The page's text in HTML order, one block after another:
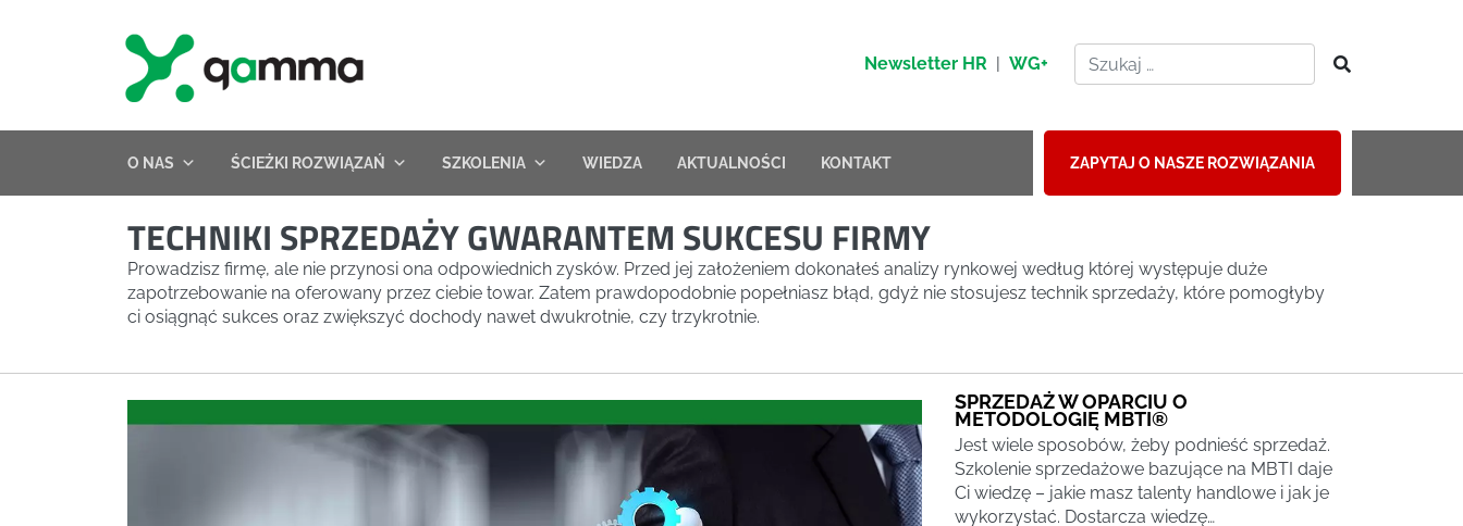
Newsletter HR | WG+
O NAS ŚCIEŻKI ROZWIĄZAŃ SZKOLENIA WIEDZA AKTUALNOŚCI KONTAKT ZAPYTAJ O NASZE ROZWIĄZANIA
TECHNIKI SPRZEDAŻY GWARANTEM SUKCESU FIRMY
Prowadzisz firmę, ale nie przynosi ona odpowiednich zysków. Przed jej założeniem dokonałeś analizy rynkowej według której występuje duże
zapotrzebowanie na oferowany przez ciebie towar. Zatem prawdopodobnie popełniasz błąd, gdyż nie stosujesz technik sprzedaży, które pomogłyby
ci osiągnąć sukces oraz zwiększyć dochody nawet dwukrotnie, czy trzykrotnie.
SPRZEDAŻ W OPARCIU O
METODOLOGIĘ MBTI®
Jest wiele sposobów, żeby podnieść sprzedaż.
Szkolenie sprzedażowe bazujące na MBTI daje
Ci wiedzę – jakie masz talenty handlowe i jak je
wykorzystać. Dostarcza wiedzę…